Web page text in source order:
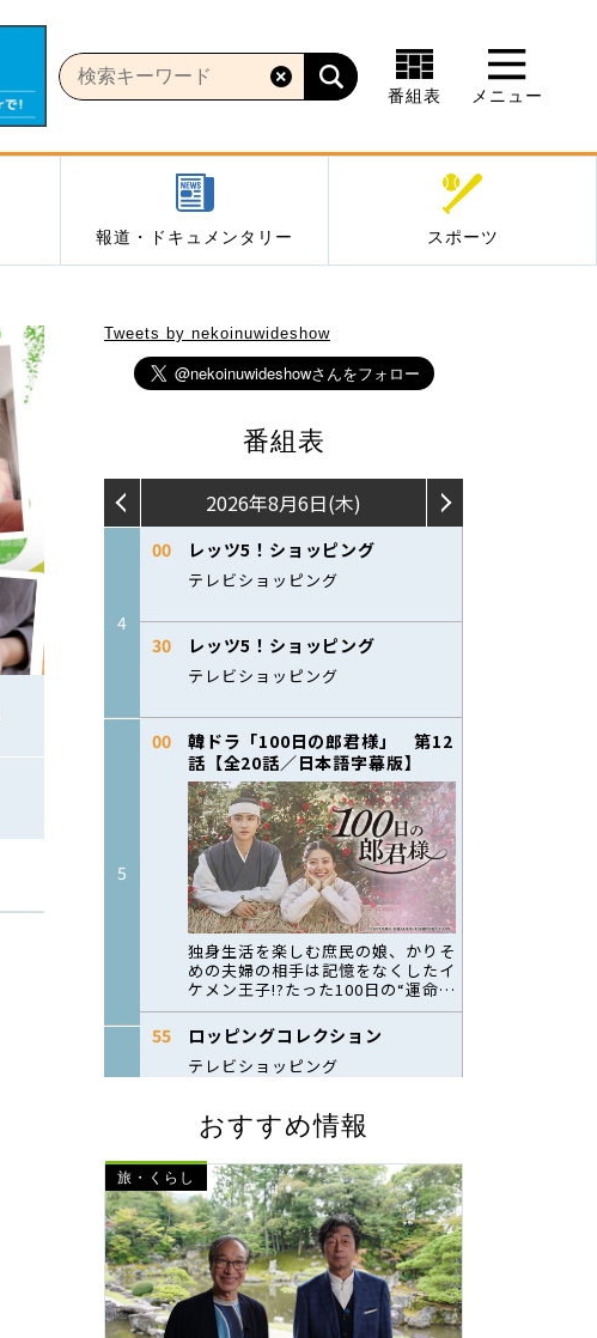
番組表 メニュー
報道・ドキュメンタリー スポーツ
Tweets by nekoinuwideshow
番組表
おすすめ情報
旅・くらし